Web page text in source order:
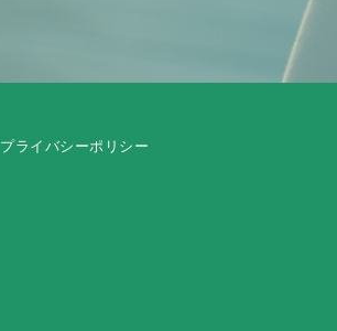
プライバシーポリシー